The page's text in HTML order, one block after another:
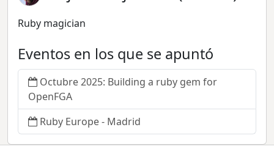
Ruby magician
Eventos en los que se apuntó
Octubre 2025: Building a ruby gem for
OpenFGA
Ruby Europe - Madrid